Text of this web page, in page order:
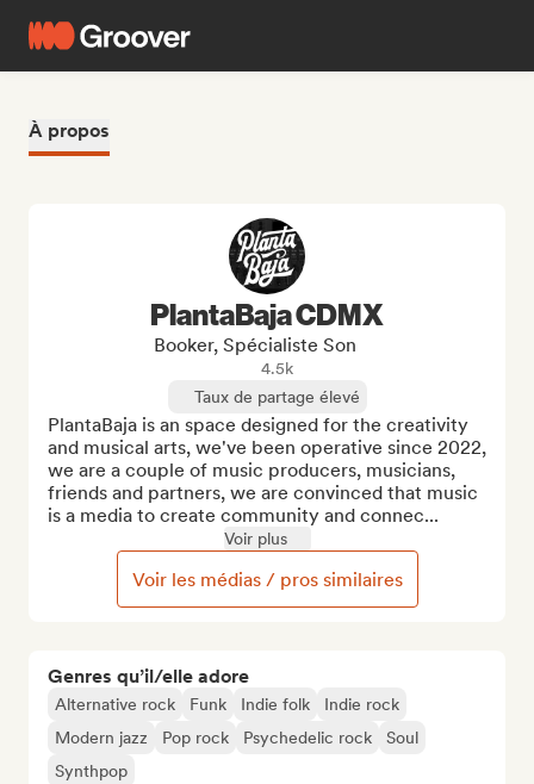
À propos
Genres qu’il/elle adore
Alternative rock Funk Indie folk
Indie rock
Modern jazz
Pop rock Psychedelic rock
Soul
Synthpop
PlantaBaja CDMX
Booker, Spécialiste Son
4.5k
Taux de partage élevé
PlantaBaja is an space designed for the creativity
and musical arts, we've been operative since 2022,
we are a couple of music producers, musicians,
friends and partners, we are convinced that music
is a media to create community and connec...
Voir plus
Voir les médias / pros similaires